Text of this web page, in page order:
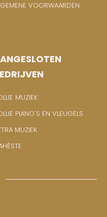
VOORWAARDEN
MUZIEK
PIANO'S EN VLEUGELS
MUZIEK